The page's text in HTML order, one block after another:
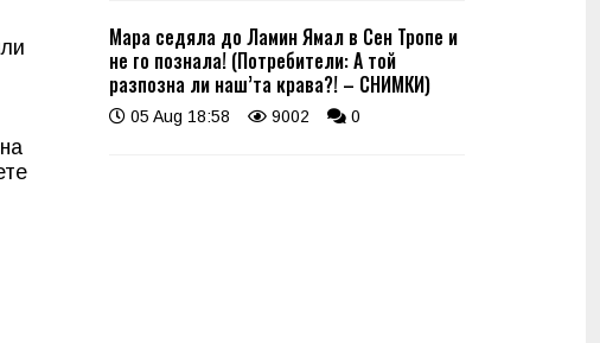
Мара седяла до Ламин Ямал в Сен Тропе и
не го познала! (Потребители: А той
разпозна ли наш’та крава?! – СНИМКИ)
05 Aug 18:58 9002 0